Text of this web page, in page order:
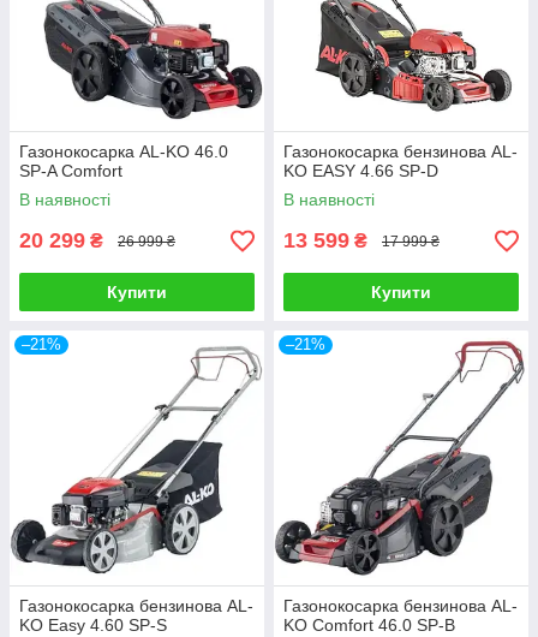
Газонокосарка AL-KO 46.0
SP-A Comfort
В наявності
20 299 ₴ 26 999 ₴
Купити
Газонокосарка бензинова AL-
KO EASY 4.66 SP-D
В наявності
13 599 ₴ 17 999 ₴
Купити
–21%
Газонокосарка бензинова AL-
KO Easy 4.60 SP-S
–21%
Газонокосарка бензинова AL-
KO Comfort 46.0 SP-B